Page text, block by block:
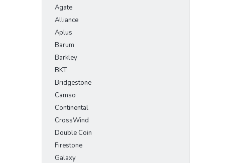
Agate
Alliance
Aplus
Barum
Barkley
BKT
Bridgestone
Camso
Continental
CrossWind
Double Coin
Firestone
Galaxy